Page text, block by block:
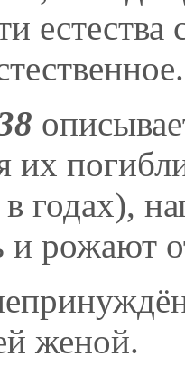
естества
их
годах),
и рожают
женой.